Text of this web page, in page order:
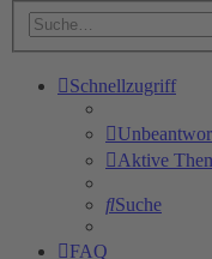
Schnellzugriff
Aktive
Suche
FAQ